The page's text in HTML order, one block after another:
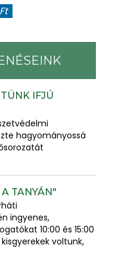
IFJÚ
hagyományossá
TANYÁN"
ingyenes,
10:00 és 15:00
voltunk,